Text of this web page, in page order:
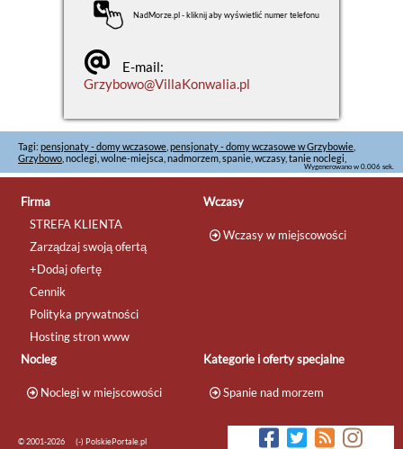
NadMorze.pl - kliknij aby wyświetlić numer telefonu
E-mail:
Grzybowo@VillaKonwalia.pl
Tagi: pensjonaty - domy wczasowe pensjonaty - domy wczasowe w Grzybowie
Grzybowo , noclegi, wolne-miejsca, nadmorzem, spanie, wczasy, tanie noclegi,
Wygenerowano w 0.006 sek.
Firma
STREFA KLIENTA
Zarządzaj swoją ofertą
+Dodaj ofertę
Cennik
Polityka prywatności
Hosting stron www
Wczasy
Wczasy w miejscowości
Nocleg
Noclegi w miejscowości
Kategorie i oferty specjalne
Spanie nad morzem
© 2001-2026 (-) PolskiePortale.pl